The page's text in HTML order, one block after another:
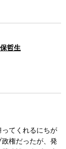
哲生
てくれるにちが
権だったが、発